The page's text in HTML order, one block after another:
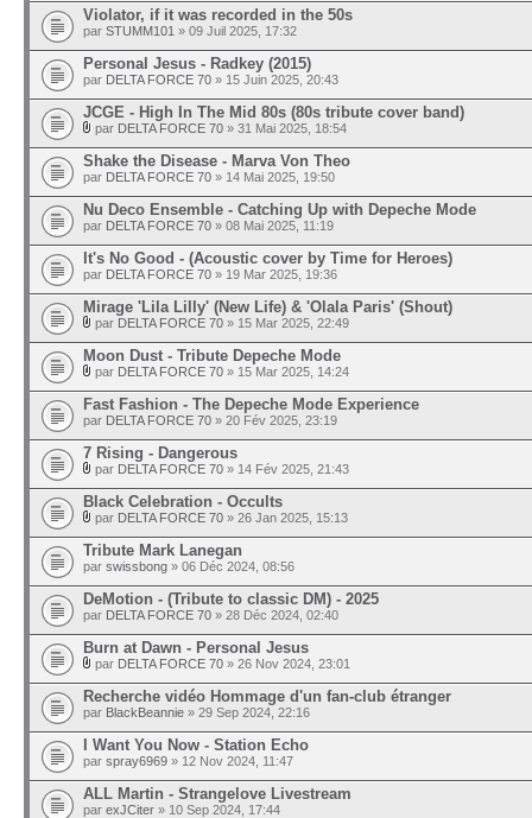
Violator, if it was recorded in the 50s
par STUMM101 » 09 Juil 2025, 17:32
Personal Jesus - Radkey (2015)
par DELTA FORCE 70 » 15 Juin 2025, 20:43
JCGE - High In The Mid 80s (80s tribute cover band)
par DELTA FORCE 70 » 31 Mai 2025, 18:54
Shake the Disease - Marva Von Theo
par DELTA FORCE 70 » 14 Mai 2025, 19:50
Nu Deco Ensemble - Catching Up with Depeche Mode
par DELTA FORCE 70 » 08 Mai 2025, 11:19
It's No Good - (Acoustic cover by Time for Heroes)
par DELTA FORCE 70 » 19 Mar 2025, 19:36
Mirage 'Lila Lilly' (New Life) & 'Olala Paris' (Shout)
par DELTA FORCE 70 » 15 Mar 2025, 22:49
Moon Dust - Tribute Depeche Mode
par DELTA FORCE 70 » 15 Mar 2025, 14:24
Fast Fashion - The Depeche Mode Experience
par DELTA FORCE 70 » 20 Fév 2025, 23:19
7 Rising - Dangerous
par DELTA FORCE 70 » 14 Fév 2025, 21:43
Black Celebration - Occults
par DELTA FORCE 70 » 26 Jan 2025, 15:13
Tribute Mark Lanegan
par swissbong » 06 Déc 2024, 08:56
DeMotion - (Tribute to classic DM) - 2025
par DELTA FORCE 70 » 28 Déc 2024, 02:40
Burn at Dawn - Personal Jesus
par DELTA FORCE 70 » 26 Nov 2024, 23:01
Recherche vidéo Hommage d'un fan-club étranger
par BlackBeannie » 29 Sep 2024, 22:16
I Want You Now - Station Echo
par spray6969 » 12 Nov 2024, 11:47
ALL Martin - Strangelove Livestream
par exJCiter » 10 Sep 2024, 17:44